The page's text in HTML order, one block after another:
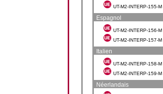
UT-M2-INTERP-155-M
Espagnol
UT-M2-INTERP-156-M
UT-M2-INTERP-157-M
Italien
UT-M2-INTERP-158-M
UT-M2-INTERP-159-M
Néerlandais